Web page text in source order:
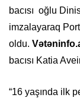
bacısı oğlu
imzalayaraq
oldu.
bacısı Katia
“16 yaşında ilk